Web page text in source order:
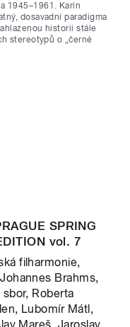
1945–1961. Karin
dosavadní paradigma
historii stále
stereotypů o „černé
SPRING
vol. 7
filharmonie,
Brahms,
Roberta
Lubomír Mátl,